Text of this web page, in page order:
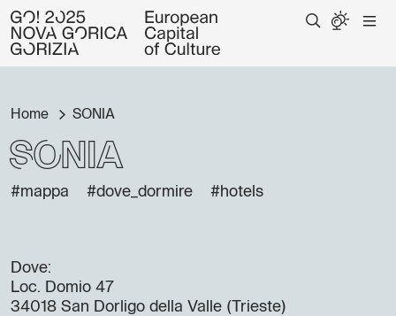
Home SONIA
SONIA
#mappa #dove_dormire #hotels
Dove:
Loc. Domio 47
34018 San Dorligo della Valle (Trieste)